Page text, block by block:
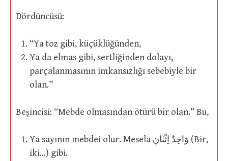
Dördüncüsü:
“Ya toz gibi, küçüklüğünden,
Ya da elmas gibi, sertliğinden dolayı,
parçalanmasının imkansızlığı sebebiyle bir
olan.”
Beşincisi: “Mebde olmasından ötürü bir olan.” Bu,
Ya sayının mebdei olur. Mesela وَاحِدٌ اِثْنَانِ (Bir,
iki…) gibi.